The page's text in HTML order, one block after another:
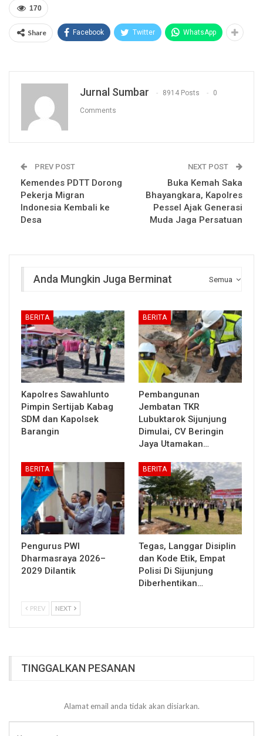
170
Share Facebook Twitter WhatsApp
Jurnal Sumbar 8914 Posts 0
Comments
PREV POST
Kemendes PDTT Dorong
Pekerja Migran
Indonesia Kembali ke
Desa
NEXT POST
Buka Kemah Saka
Bhayangkara, Kapolres
Pessel Ajak Generasi
Muda Jaga Persatuan
Semua
Anda Mungkin Juga Berminat
BERITA
Kapolres Sawahlunto
Pimpin Sertijab Kabag
SDM dan Kapolsek
Barangin
BERITA
Pembangunan
Jembatan TKR
Lubuktarok Sijunjung
Dimulai, CV Beringin
Jaya Utamakan…
BERITA
Pengurus PWI
Dharmasraya 2026–
2029 Dilantik
BERITA
Tegas, Langgar Disiplin
dan Kode Etik, Empat
Polisi Di Sijunjung
Diberhentikan…
PREV NEXT
TINGGALKAN PESANAN
Alamat email anda tidak akan disiarkan.